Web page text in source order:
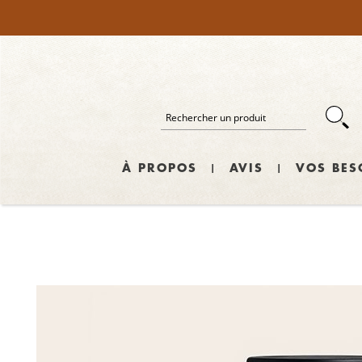
À PROPOS AVIS VOS